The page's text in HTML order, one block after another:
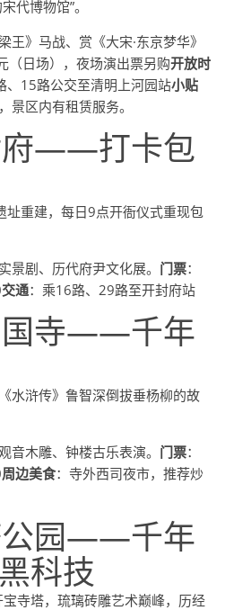
代博物馆”。
王》马战、赏《大宋·东京梦华》
（日场），夜场演出票另购开放时
、15路公交至清明上河园站小贴
景区内有租赁服务。
府——打卡包
址重建，每日9点开衙仪式重现包
景剧、历代府尹文化展。 门票：
交通：乘16路、29路至开封府站
国寺——千年
水浒传》鲁智深倒拔垂杨柳的故
音木雕、钟楼古乐表演。 门票：
周边美食：寺外西司夜市，推荐炒
公园——千年
科技
寺塔，琉璃砖雕艺术巅峰，历经